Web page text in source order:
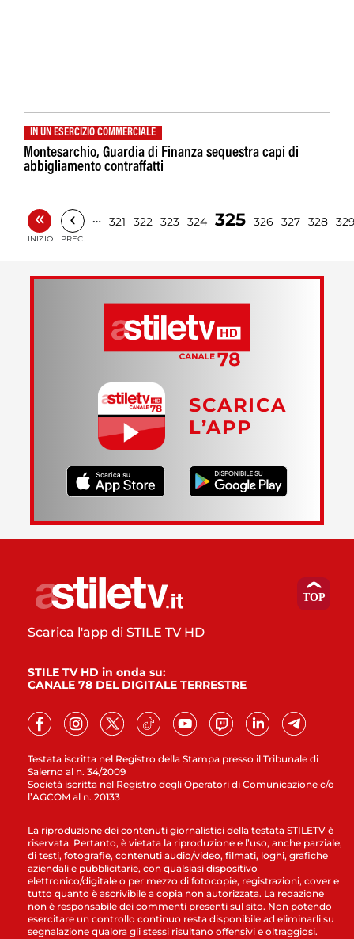
IN UN ESERCIZIO COMMERCIALE
Montesarchio, Guardia di Finanza sequestra capi di
abbigliamento contraffatti
«
INIZIO
‹
PREC.
… 321 322 323 324 325 326 327 328
SCARICA
L’APP
Testata iscritta nel Registro della Stampa presso il Tribunale di
Salerno al n. 34/2009
Società iscritta nel Registro degli Operatori di Comunicazione c/o
l’AGCOM al n. 20133
Scarica l'app di STILE TV HD
STILE TV HD in onda su:
CANALE 78 DEL DIGITALE TERRESTRE
La riproduzione dei contenuti giornalistici della testata STILETV è
riservata. Pertanto, è vietata la riproduzione e l’uso, anche parziale,
di testi, fotografie, contenuti audio/video, filmati, loghi, grafiche
aziendali e pubblicitarie, con qualsiasi dispositivo
elettronico/digitale o per mezzo di fotocopie, registrazioni, cover e
tutto quanto è ascrivibile a copia non autorizzata. La redazione
non è responsabile dei commenti presenti sul sito. Non potendo
esercitare un controllo continuo resta disponibile ad eliminarli su
segnalazione qualora gli stessi risultano offensivi e oltraggiosi.